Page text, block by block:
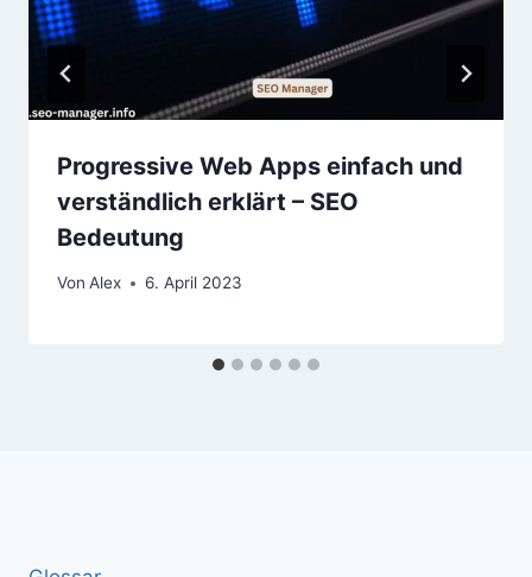
Progressive Web Apps einfach und
verständlich erklärt – SEO
Bedeutung
Von Alex 6. April 2023